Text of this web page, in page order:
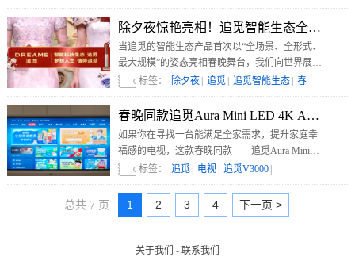
能在春晚中脱颖而出，成为现象级爆款的关键所
在。
除夕夜惊艳亮相！追觅智能生态全家桶登
当追觅的智能生态产品首次以“全场景、全形式、
最大规模”的姿态亮相春晚舞台，我们向世界展
示，一个民族用科技书写文明的自信，一个大国
以创新重构生活的雄心 。
标签： 除夕夜 追觅 追觅智能生态
春
晚|
春晚同款追觅Aura Mini LED 4K AI电视
如果你在寻找一台能满足全家需求，提升家庭幸
福感的电视，这款春晚同款——追觅Aura Mini
LED 4K AI电视V3000可以精准戳中你的需求。
标签： 追觅 电视 追觅V3000
总共 7 页 1 2 3 4 下一页 >
关于我们 - 联系我们